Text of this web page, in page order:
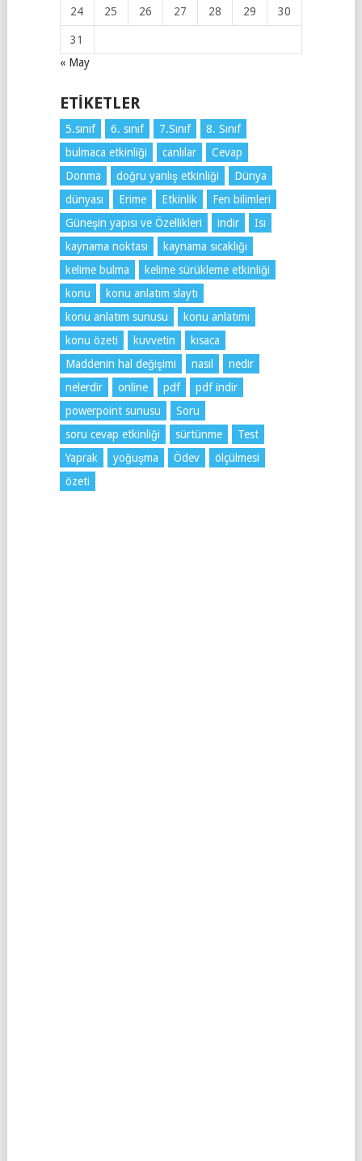
24 25 26 27 28 29 30
31
« May
ETIKETLER
5.sınıf 6. sınıf 7.Sınıf
8. Sınıf
bulmaca etkinliği
canlılar
Cevap
Donma
doğru yanlış etkinliği
Dünya
dünyası
Erime Etkinlik
Fen bilimleri
Güneşin yapısı ve Özellikleri
indir
Isı
kaynama noktası
kaynama sıcaklığı
kelime bulma
kelime sürükleme etkinliği
konu
konu anlatım slaytı
konu anlatım sunusu
konu anlatımı
konu özeti
kuvvetin
kısaca
Maddenin hal değişimi
nasıl
nedir
nelerdir
online pdf
pdf indir
powerpoint sunusu
Soru
soru cevap etkinliği
sürtünme
Test
Yaprak
yoğuşma Ödev
ölçülmesi
özeti